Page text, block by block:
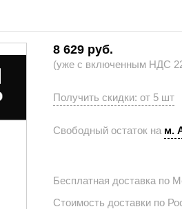
8 629 руб.
(уже с включенным НДС
Получить скидки: от 5 шт
Свободный остаток на м.
Бесплатная доставка по
Стоимость доставки по